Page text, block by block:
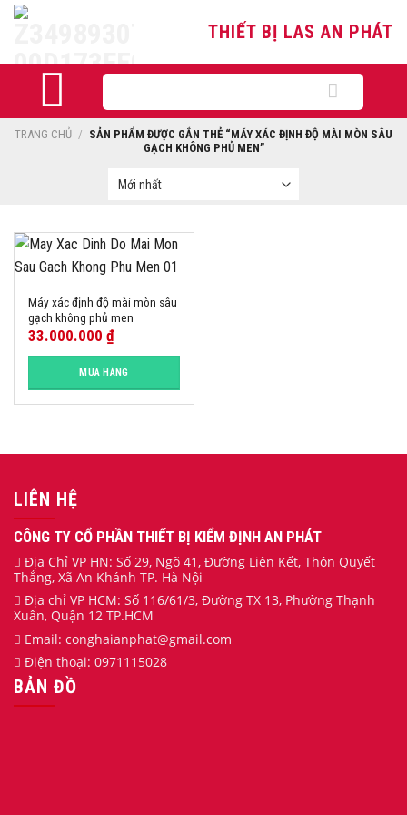
Skip
THIẾT BỊ LAS AN PHÁT
kiếm:
TRANG CHỦ / SẢN PHẨM ĐƯỢC GẮN THẺ “MÁY XÁC ĐỊNH ĐỘ MÀI MÒN SÂU
GẠCH KHÔNG PHỦ MEN”
Máy xác định độ mài mòn sâu
gạch không phủ men
33.000.000 ₫
MUA HÀNG
LIÊN HỆ
CÔNG TY CỔ PHẦN THIẾT BỊ KIỂM ĐỊNH AN PHÁT
Địa Chỉ VP HN: Số 29, Ngõ 41, Đường Liên Kết, Thôn Quyết
Thắng, Xã An Khánh TP. Hà Nội
Địa chỉ VP HCM: Số 116/61/3, Đường TX 13, Phường Thạnh
Xuân, Quận 12 TP.HCM
Email: conghaianphat@gmail.com
Điện thoại: 0971115028
BẢN ĐỒ